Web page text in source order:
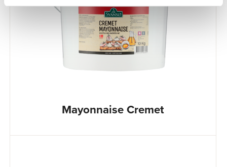
Mayonnaise Cremet